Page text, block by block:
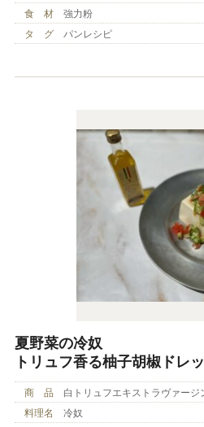
食 材
強力粉
タ グ
パンレシピ
夏野菜の冷奴
トリュフ香る柚子胡椒ドレ
商 品
白トリュフエキストラヴァージ
料理名
冷奴